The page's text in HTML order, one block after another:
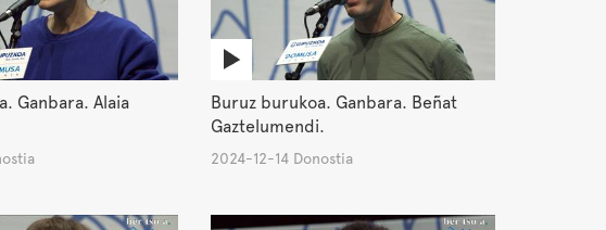
Ganbara. Alaia
Buruz burukoa. Ganbara. Beñat
Gaztelumendi.
2024-12-14 Donostia